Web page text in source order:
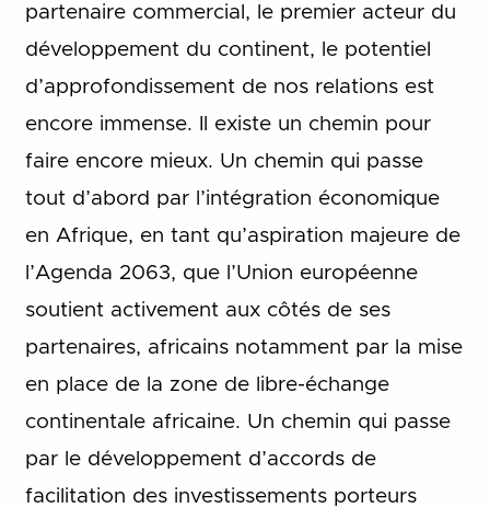
partenaire commercial, le premier acteur du
développement du continent, le potentiel
d’approfondissement de nos relations est
encore immense. Il existe un chemin pour
faire encore mieux. Un chemin qui passe
tout d’abord par l’intégration économique
en Afrique, en tant qu’aspiration majeure de
l’Agenda 2063, que l’Union européenne
soutient activement aux côtés de ses
partenaires, africains notamment par la mise
en place de la zone de libre-échange
continentale africaine. Un chemin qui passe
par le développement d’accords de
facilitation des investissements porteurs